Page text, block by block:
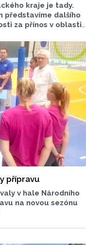
kraje je tady.
představíme dalšího
za přínos v oblasti
Významný počin
osoba.
přípravu
v hale Národního
na novou sezónu